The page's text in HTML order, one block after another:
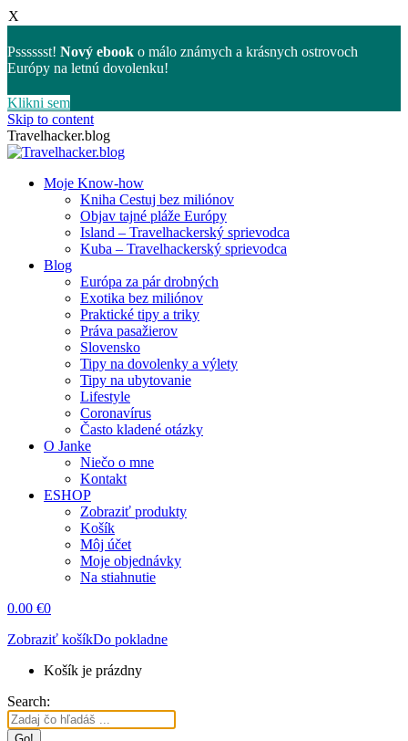
X
Psssssst! Nový ebook o málo známych a krásnych ostrovoch
Európy na letnú dovolenku!
Klikni sem
Skip to content
Travelhacker.blog
Moje Know-how
Kniha Cestuj bez miliónov
Objav tajné pláže Európy
Island – Travelhackerský sprievodca
Kuba – Travelhackerský sprievodca
Blog
Európa za pár drobných
Exotika bez miliónov
Praktické tipy a triky
Práva pasažierov
Slovensko
Tipy na dovolenky a výlety
Tipy na ubytovanie
Lifestyle
Coronavírus
Často kladené otázky
O Janke
Niečo o mne
Kontakt
ESHOP
Zobraziť produkty
Košík
Môj účet
Moje objednávky
Na stiahnutie
0.00 €0
Zobraziť košíkDo pokladne
Košík je prázdny
Search: